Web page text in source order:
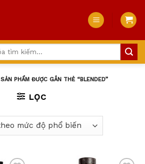
SẢN PHẨM ĐƯỢC GẮN THẺ “BLENDED”
LỌC